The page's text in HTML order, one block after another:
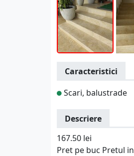
Caracteristici
Scari, balustrade
Descriere
167.50 lei
Pret pe buc Pretul